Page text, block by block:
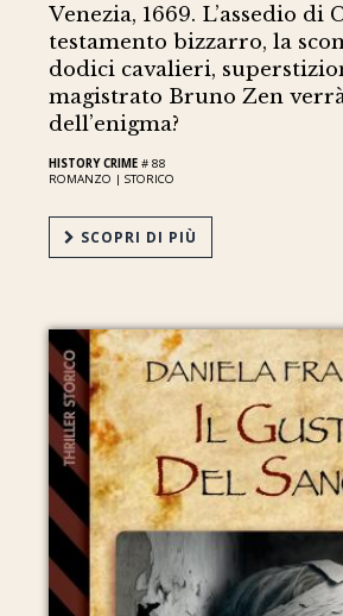
Venezia, 1669. L’assedio di
testamento bizzarro, la
dodici cavalieri,
magistrato Bruno Zen
dell’enigma?
HISTORY CRIME # 88
ROMANZO |STORICO
SCOPRI DI PIÙ